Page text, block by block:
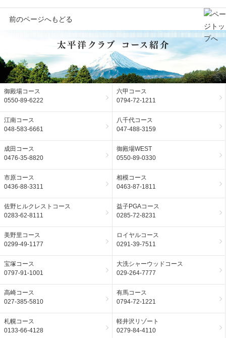
前のページへもどる
御殿場コース
0550-89-6222
六甲コース
0794-72-1211
江南コース
048-583-6661
八千代コース
047-488-3159
成田コース
0476-35-8820
御殿場WEST
0550-89-0330
市原コース
0436-88-3311
相模コース
0463-87-1811
佐野ヒルクレストコース
0283-62-8111
益子PGAコース
0285-72-8231
美野里コース
0299-49-1177
ロイヤルコース
0291-39-7511
宝塚コース
0797-91-1001
大洗シャーウッドコース
029-264-7777
高崎コース
027-385-5810
有馬コース
0794-72-1221
札幌コース
0133-66-4128
軽井沢リゾート
0279-84-4110